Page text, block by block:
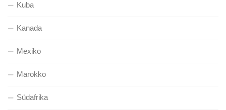
Kuba
Kanada
Mexiko
Marokko
Südafrika